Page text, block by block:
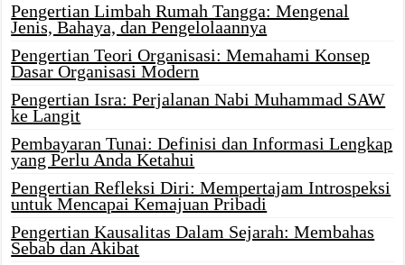
Pengertian Limbah Rumah Tangga: Mengenal
Jenis, Bahaya, dan Pengelolaannya
Pengertian Teori Organisasi: Memahami Konsep
Dasar Organisasi Modern
Pengertian Isra: Perjalanan Nabi Muhammad SAW
ke Langit
Pembayaran Tunai: Definisi dan Informasi Lengkap
yang Perlu Anda Ketahui
Pengertian Refleksi Diri: Mempertajam Introspeksi
untuk Mencapai Kemajuan Pribadi
Pengertian Kausalitas Dalam Sejarah: Membahas
Sebab dan Akibat